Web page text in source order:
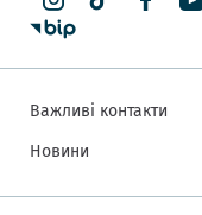
Важливі контакти
Новини